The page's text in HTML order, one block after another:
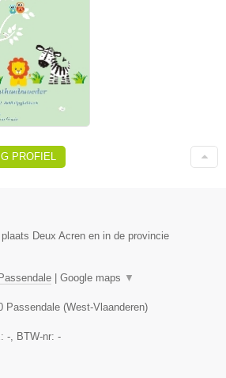
PROFIEL
Deux Acren en in de provincie
| Google maps ▼
Passendale (West-Vlaanderen)
- , BTW-nr: -